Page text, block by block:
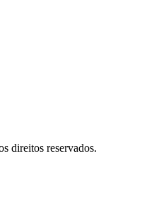
direitos reservados.